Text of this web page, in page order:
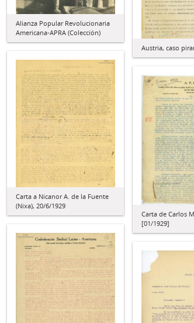
Alianza Popular Revolucionaria
Americana-APRA (Colección)
Austria, caso
Carta a Nicanor A. de la Fuente
(Nixa), 20/6/1929
Carta de Carlos
[01/1929]